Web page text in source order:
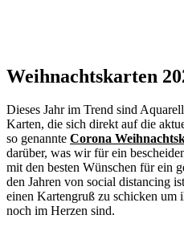
Weihnachtskarten
Dieses Jahr im Trend sind
Karten, die sich direkt auf die
so genannte Corona
darüber, was wir für ein
mit den besten Wünschen für ein
den Jahren von social distancing
einen Kartengruß zu schicken um
noch im Herzen sind.